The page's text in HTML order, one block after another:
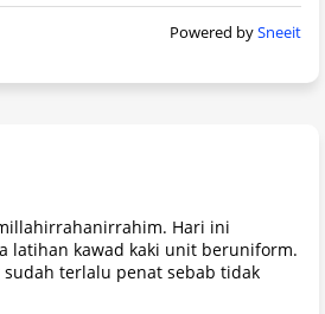
Powered bySneeit
Hari ini
latihan kawad kaki unit beruniform.
terlalu penat sebab tidak